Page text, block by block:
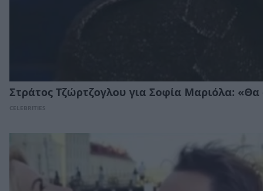
Στράτος Τζώρτζογλου για Σοφία Μαριόλα:
CELEBRITIES